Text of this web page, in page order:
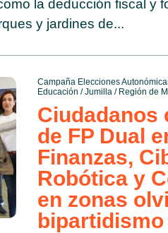
la deducción fiscal y
y jardines de...
Campaña Elecciones
Educación /Jumilla/ Región de
Ciudadanos
de FP Dual
Finanzas,
Robótica y
en zonas